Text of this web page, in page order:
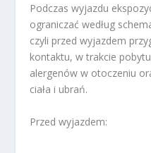
Podczas wyjazdu
ograniczać według
czyli przed wyjazdem
kontaktu, w trakcie
alergenów w otoczeniu
ciała i ubrań.
Przed wyjazdem: